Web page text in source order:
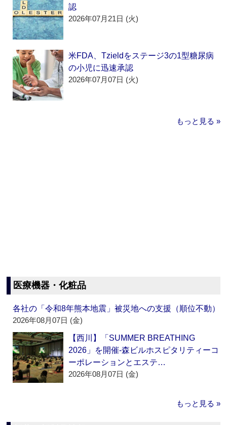
認
2026年07月21日 (火)
米FDA、Tzieldをステージ3の1型糖尿病
の小児に迅速承認
2026年07月07日 (火)
もっと見る »
医療機器・化粧品
各社の「令和8年熊本地震」被災地への支援（順位不動）
2026年08月07日 (金)
【西川】「SUMMER BREATHING
2026」を開催‐森ビルホスピタリティーコ
ーポレーションとエステ…
2026年08月07日 (金)
もっと見る »